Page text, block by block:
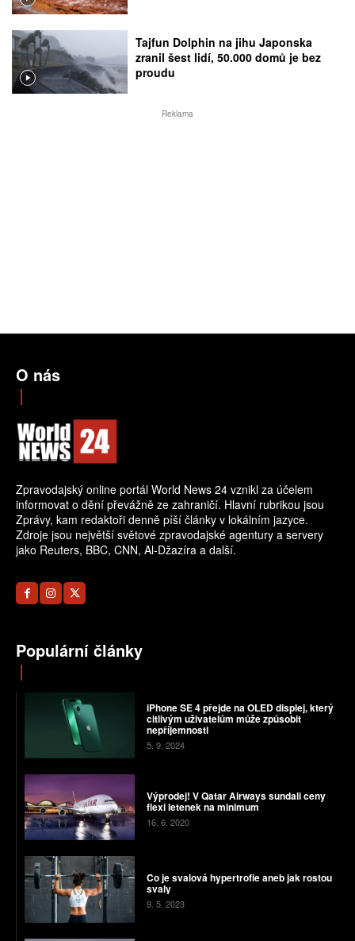
Tajfun Dolphin na jihu Japonska
zranil šest lidí, 50.000 domů je bez
proudu
Reklama
O nás
Zpravodajský online portál World News 24 vznikl za účelem
informovat o dění převážně ze zahraničí. Hlavní rubrikou jsou
Zprávy, kam redaktoři denně píší články v lokálním jazyce.
Zdroje jsou největší světové zpravodajské agentury a servery
jako Reuters, BBC, CNN, Al-Džazíra a další.
Populární články
iPhone SE 4 přejde na OLED displej, který
citlivým uživatelům může způsobit
nepříjemnosti
5. 9. 2024
Výprodej! V Qatar Airways sundali ceny
flexi letenek na minimum
16. 6. 2020
Co je svalová hypertrofie aneb jak rostou
svaly
9. 5. 2023